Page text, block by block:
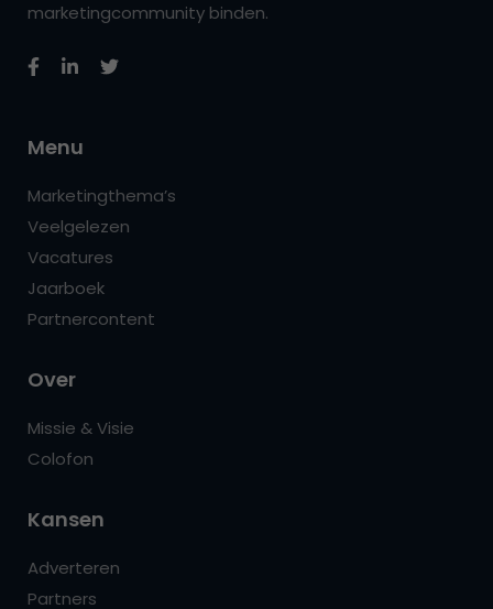
marketingcommunity binden.
Menu
Marketingthema’s
Veelgelezen
Vacatures
Jaarboek
Partnercontent
Over
Missie & Visie
Colofon
Kansen
Adverteren
Partners